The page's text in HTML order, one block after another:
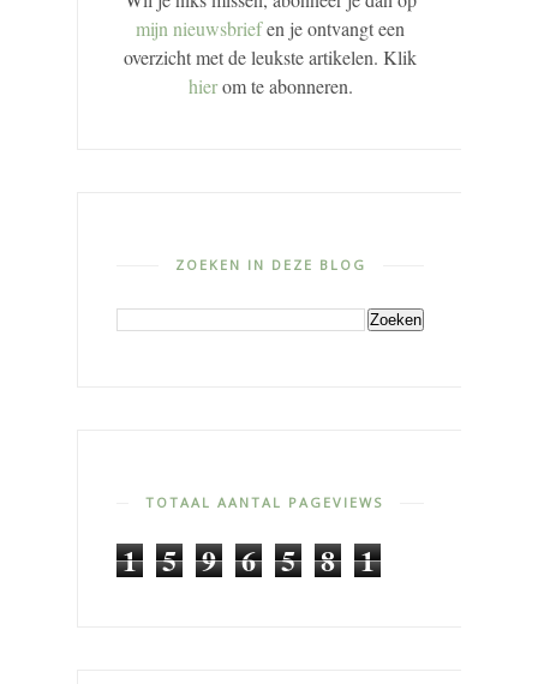
mijn nieuwsbriefen je ontvangt een
overzicht met de leukste artikelen. Klik
hierom te abonneren.
ZOEKEN IN DEZE BLOG
TOTAAL AANTAL PAGEVIEWS
1 5 9 6 5 8 1